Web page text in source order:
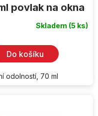
povlak na okna
Skladem (5 ks)
Do košíku
odolností, 70 ml